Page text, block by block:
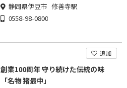
静岡県伊豆市 修善寺駅
0558-98-0800
追加
創業100周年 守り続けた伝統の味
「名物 猪最中」